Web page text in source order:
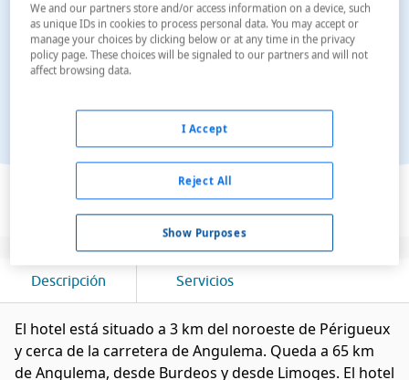
Ver en el mapa
Descripción Servicios
El hotel está situado a 3 km del noroeste de Périgueux
y cerca de la carretera de Angulema. Queda a 65 km
de Angulema, desde Burdeos y desde Limoges. El hotel
We and our partners store and/or access information on a device, such
as unique IDs in cookies to process personal data. You may accept or
manage your choices by clicking below or at any time in the privacy
policy page. These choices will be signaled to our partners and will not
affect browsing data.
Show Purposes
Reject All
I Accept